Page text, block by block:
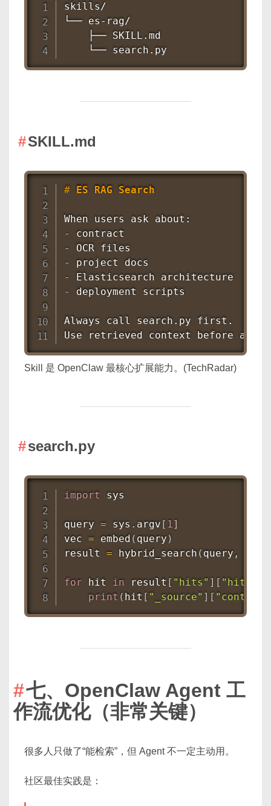
skills/
└── es-rag/
    ├── SKILL.md
    └── search.py
SKILL.md
# ES RAG Search
-
-
-
-
-
deployment scripts
Always call search.py first.
Use retrieved context before
Skill 是 OpenClaw 最核心扩展能力。(TechRadar)
search.py
import sys
query = sys . argv [ 1]
vec = embed ( query )
result = hybrid_search ( query ,
for hit in result [ "hits" ] [ "hits"
print ( hit [ "_source" ] [ "content"
七、OpenClaw Agent 工
作流优化（非常关键）
很多人只做了“能检索”，但 Agent 不一定主动用。
社区最佳实践是：